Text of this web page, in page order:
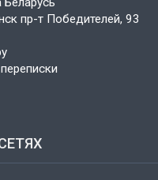
пр-т Победителей, 93